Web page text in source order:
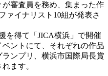
審査員を務め、集まった作
ァイナリスト10組が発表さ
を得て「JICA横浜」で開催
ントにて、それぞれの作品
ンプリ、横浜市国際局長賞
ます。